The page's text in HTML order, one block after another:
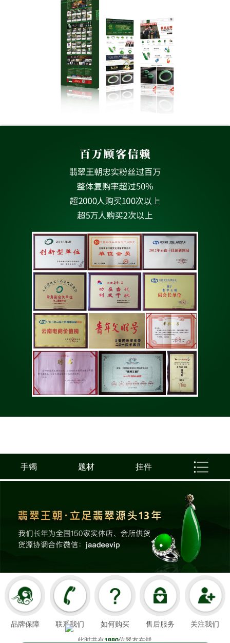
手镯 题材 挂件
品牌保障 联系我们 如何购买 售后服务 关注我们
此时共有1880位翠友在线